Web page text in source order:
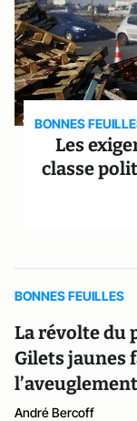
BONNES
Les
classe
BONNES FEUILLES
La révolte du
Gilets jaunes
André Bercoff